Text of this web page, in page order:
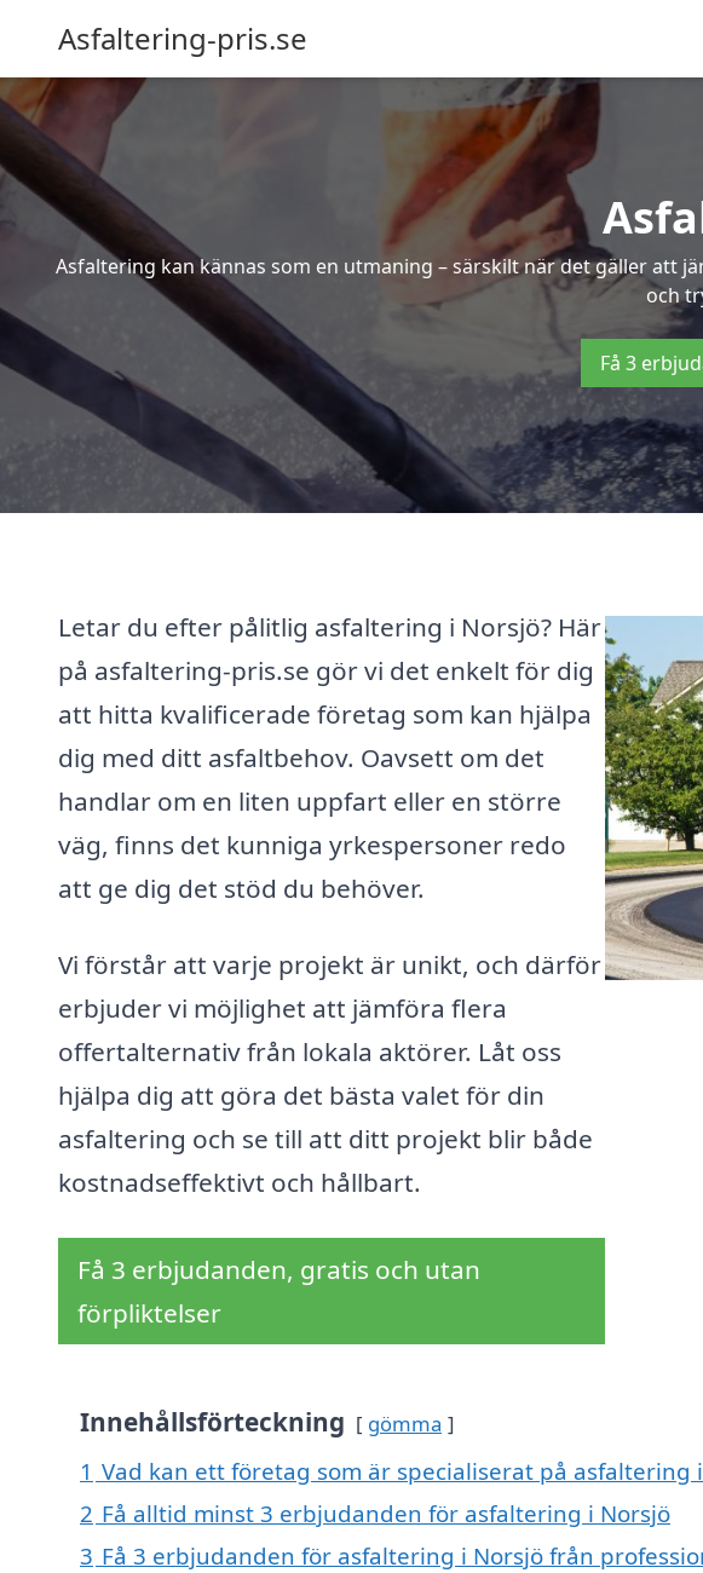
Asfaltering-pris.se
Asfaltering kan kännas som en utmaning – särskilt när det gäller att
och
Få 3
Letar du efter pålitlig asfaltering i Norsjö? Här
på asfaltering-pris.se gör vi det enkelt för dig
att hitta kvalificerade företag som kan hjälpa
dig med ditt asfaltbehov. Oavsett om det
handlar om en liten uppfart eller en större
väg, finns det kunniga yrkespersoner redo
att ge dig det stöd du behöver.
Vi förstår att varje projekt är unikt, och därför
erbjuder vi möjlighet att jämföra flera
offertalternativ från lokala aktörer. Låt oss
hjälpa dig att göra det bästa valet för din
asfaltering och se till att ditt projekt blir både
kostnadseffektivt och hållbart.
Få 3 erbjudanden, gratis och utan
förpliktelser
Innehållsförteckning gömma
1 Vad kan ett företag som är specialiserat på asfaltering
2 Få alltid minst 3 erbjudanden för asfaltering i Norsjö
3 Få 3 erbjudanden för asfaltering i Norsjö från